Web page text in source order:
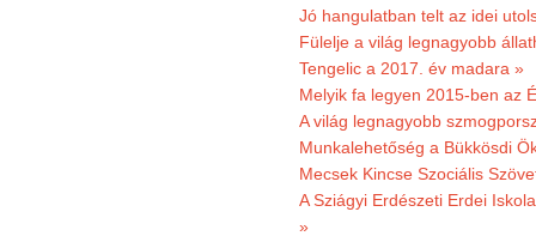
Jó hangulatban telt az idei
Fülelje a világ legnagyobb
Tengelic a 2017. év madara »
Melyik fa legyen 2015-ben az
A világ legnagyobb
Munkalehetőség a Bükkösdi
Mecsek Kincse Szociális
A Sziágyi Erdészeti Erdei
»